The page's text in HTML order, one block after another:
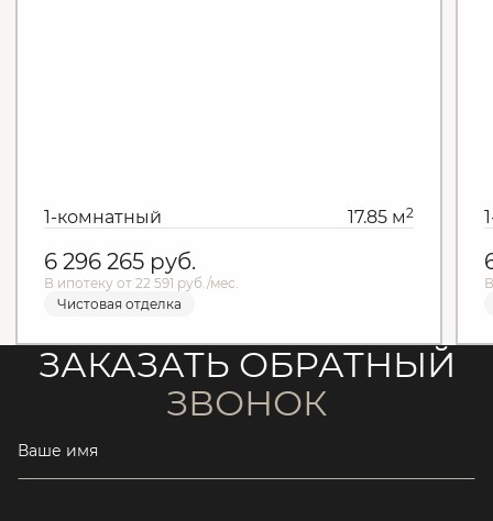
1-комнатный 17.85 м2
6 296 265 руб.
В ипотеку от 22 591 руб./мес.
Чистовая отделка
ЗАКАЗАТЬ ОБРАТНЫЙ
ЗВОНОК
Ваше имя